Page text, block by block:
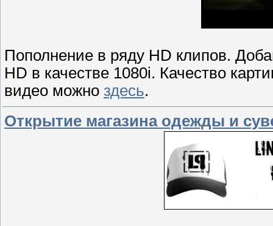
Пополнение в ряду HD клипов.
HD в качестве 1080i. Качество
видео можно здесь.
Открытие магазина одежды и